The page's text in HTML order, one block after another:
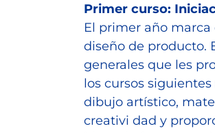
Primer curso:
El primer año
diseño de producto.
generales que les
los cursos
dibujo artístico,
creativi dad y